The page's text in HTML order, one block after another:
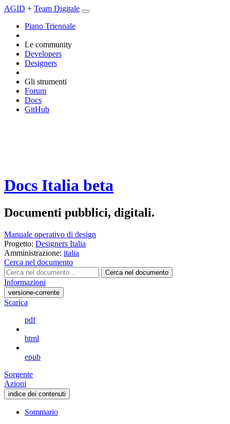
AGID + Team Digitale
Piano Triennale
Le community
Developers
Designers
Gli strumenti
Forum
Docs
GitHub
Docs Italia beta
Documenti pubblici, digitali.
Manuale operativo di design
Progetto: Designers Italia
Amministrazione: italia
Cerca nel documento
Cerca nel documento
Informazioni
versione-corrente
Scarica
pdf
html
epub
Sorgente
Azioni
indice dei contenuti
Sommario